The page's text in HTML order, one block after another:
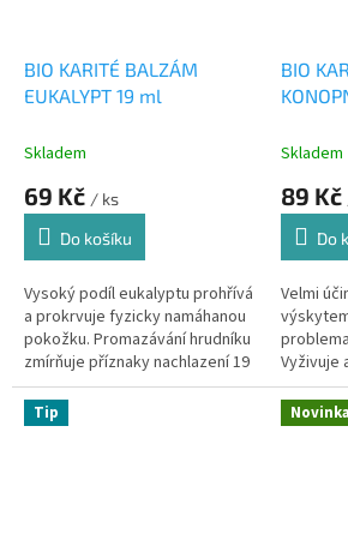
BIO KARITÉ BALZÁM
EUKALYPT 19 ml
Skladem
69 Kč / ks
Do košíku
Vysoký podíl eukalyptu prohřívá
a prokrvuje fyzicky namáhanou
pokožku. Promazávání hrudníku
zmírňuje příznaky nachlazení 19
ml
BIO
Skladem
89 Kč
Do
Velmi
Vyživuje
Tip Novinka